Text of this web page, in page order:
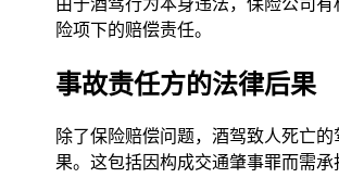
险项下的赔偿责任。
事故责任方的法律后果
除了保险赔偿问题，酒驾致人死亡
果。这包括因构成交通肇事罪而需